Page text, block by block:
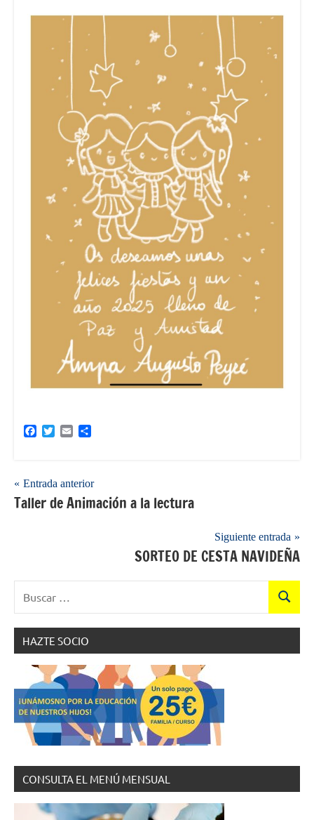
FacebookTwitterEmail
Navegación
de
Entrada anterior
Taller de Animación a la lectura
Siguiente entrada
SORTEO DE CESTA NAVIDEÑA
Buscar
HAZTE SOCIO
CONSULTA EL MENÚ MENSUAL